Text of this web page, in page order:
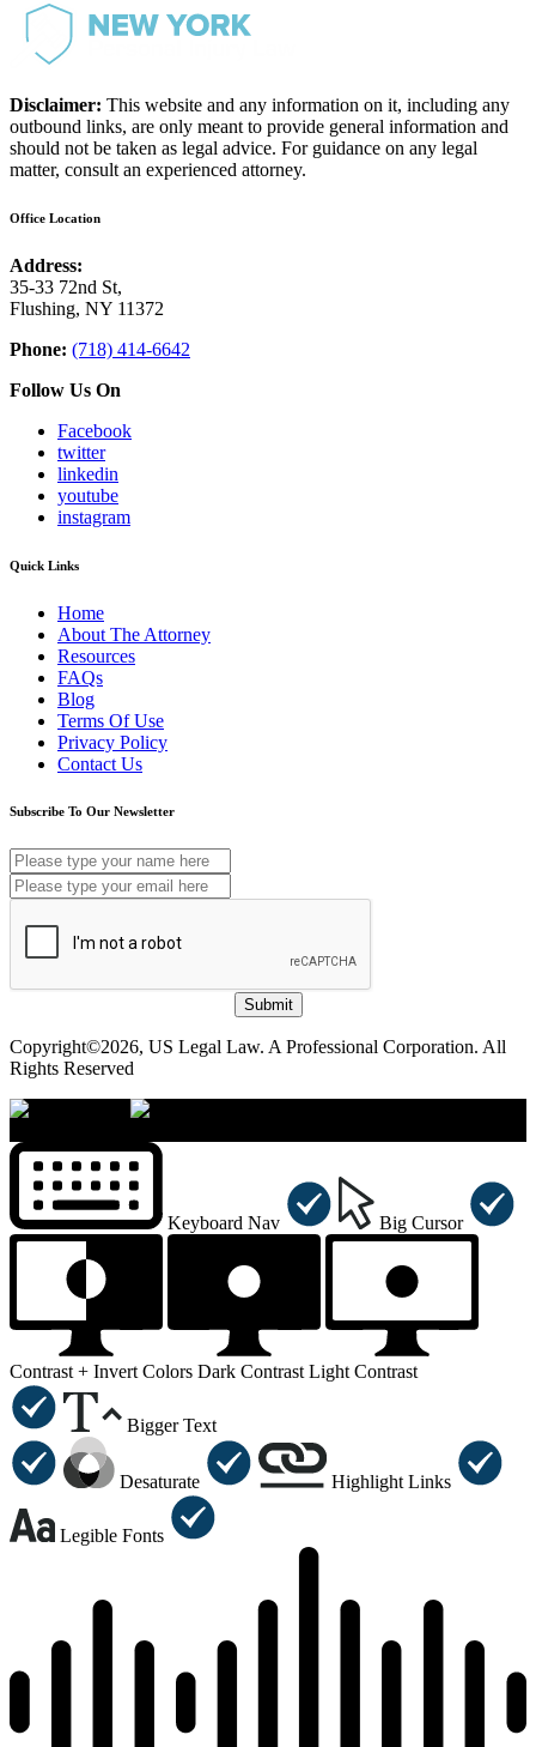
Disclaimer: This website and any information on it, including any
outbound links, are only meant to provide general information and
should not be taken as legal advice. For guidance on any legal
matter, consult an experienced attorney.
Office Location
Address:
35-33 72nd St,
Flushing, NY 11372
Phone: (718) 414-6642
Follow Us On
Facebook
twitter
linkedin
youtube
instagram
Quick Links
Home
About The Attorney
Resources
FAQs
Blog
Terms Of Use
Privacy Policy
Contact Us
Subscribe To Our Newsletter
Submit
Copyright©2026, US Legal Law. A Professional Corporation. All
Rights Reserved
Keyboard Nav Big Cursor
Contrast + Invert Colors Dark Contrast Light Contrast
Bigger Text
Desaturate Highlight Links
Legible Fonts